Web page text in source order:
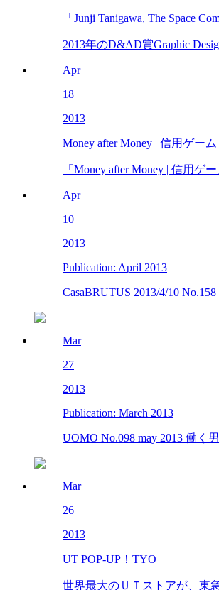
「Junji Tanigawa, The Space
2013年のD&AD賞Graphic
Apr
18
2013
Money after Money | 信用ゲーム
「Money after Money | 信用
Apr
10
2013
Publication: April 2013
CasaBRUTUS 2013/4/10
Mar
27
2013
Publication: March 2013
UOMO No.098 may 2013 働く
Mar
26
2013
UT POP-UP！TYO
世界最大のＵＴストアが、東